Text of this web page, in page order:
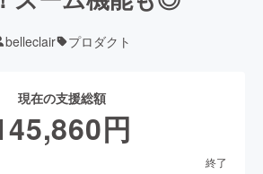
belleclair プロダクト
現在の支援総額
円
終了